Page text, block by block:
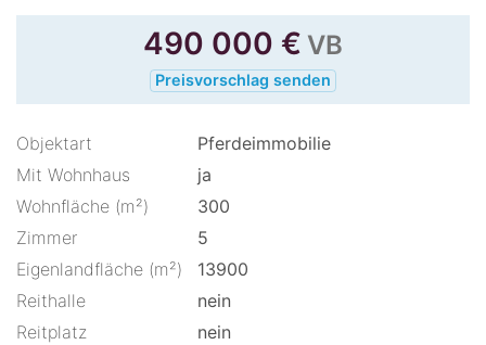
490 000 € VB
Preisvorschlag senden
Objektart
Pferdeimmobilie
Mit Wohnhaus
ja
Wohnfläche (m²)
300
Zimmer
5
Eigenlandfläche (m²)
13900
Reithalle
nein
Reitplatz
nein